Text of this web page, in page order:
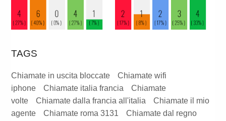
TAGS
Chiamate in uscita bloccate
Chiamate wifi
iphone
Chiamate italia francia
Chiamate
volte
Chiamate dalla francia all'italia
Chiamate il mio
agente
Chiamate roma 3131
Chiamate dal regno